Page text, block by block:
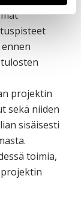
projektin
sekä niiden
sisäisesti
toimia,